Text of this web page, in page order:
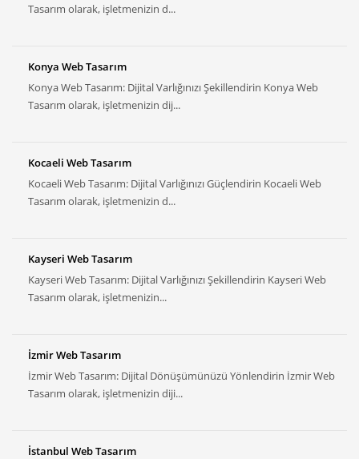
Tasarım olarak, işletmenizin d...
Konya Web Tasarım
Konya Web Tasarım: Dijital Varlığınızı Şekillendirin Konya Web
Tasarım olarak, işletmenizin dij...
Kocaeli Web Tasarım
Kocaeli Web Tasarım: Dijital Varlığınızı Güçlendirin Kocaeli Web
Tasarım olarak, işletmenizin d...
Kayseri Web Tasarım
Kayseri Web Tasarım: Dijital Varlığınızı Şekillendirin Kayseri Web
Tasarım olarak, işletmenizin...
İzmir Web Tasarım
İzmir Web Tasarım: Dijital Dönüşümünüzü Yönlendirin İzmir Web
Tasarım olarak, işletmenizin diji...
İstanbul Web Tasarım